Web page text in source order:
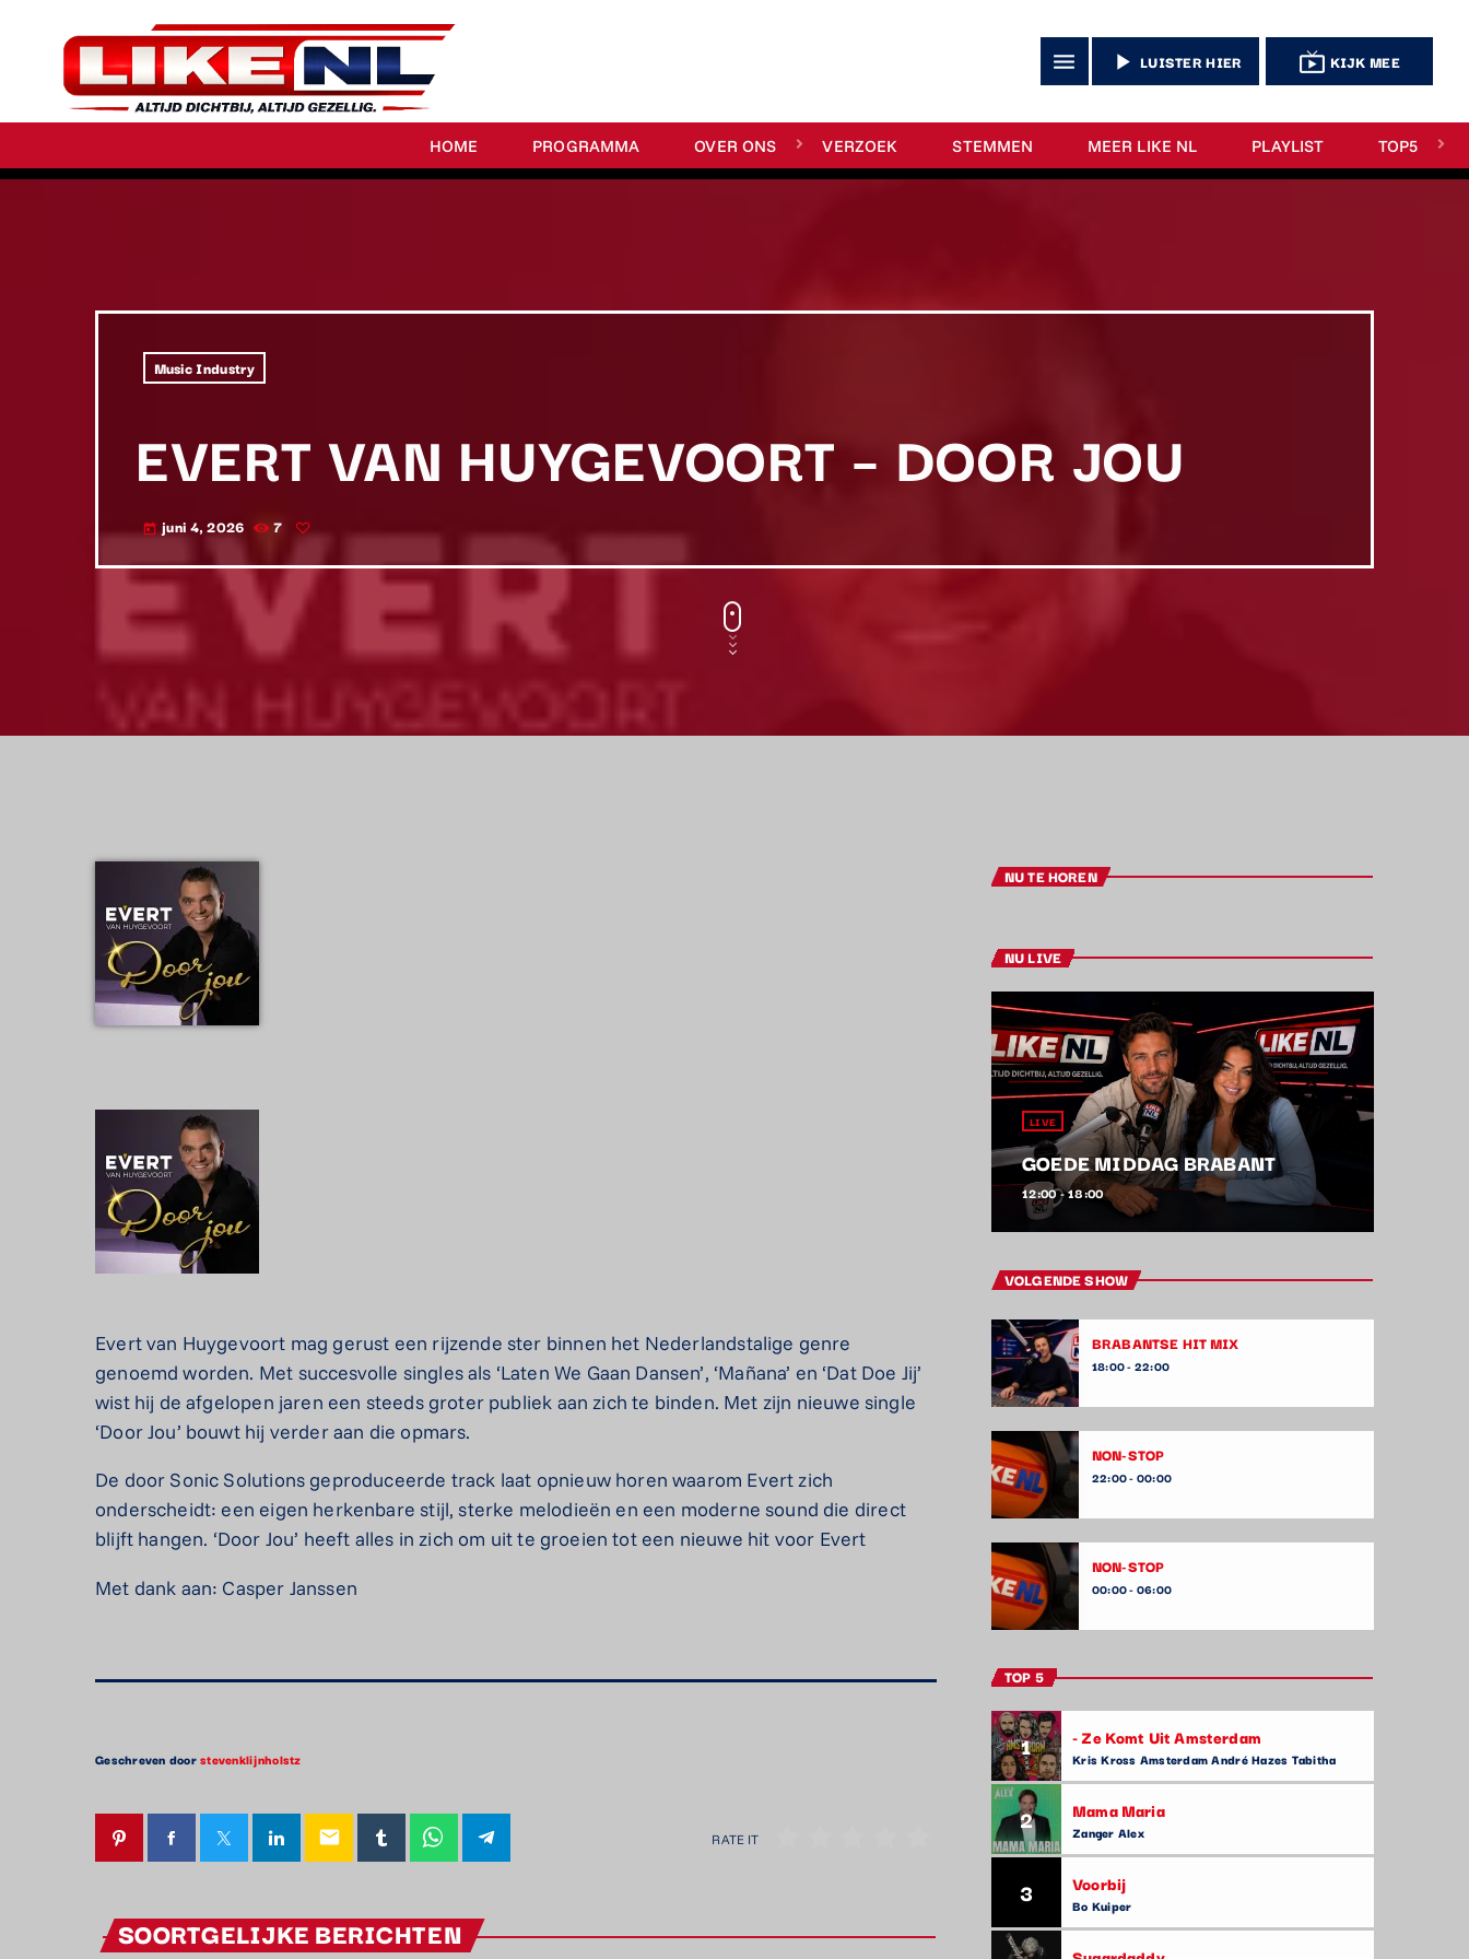
HOME PROGRAMMA OVER ONS VERZOEK STEMMEN MEER LIKE NL PLAYLIST TOP5
menu play_arrow LUISTER HIER live_tv KIJK MEE
Music Industry
EVERT VAN HUYGEVOORT – DOOR JOU
today juni 4, 2026 7
Evert van Huygevoort mag gerust een rijzende ster binnen het Nederlandstalige genre
genoemd worden. Met succesvolle singles als ‘Laten We Gaan Dansen’, ‘Mañana’ en ‘Dat Doe Jij’
wist hij de afgelopen jaren een steeds groter publiek aan zich te binden. Met zijn nieuwe single
‘Door Jou’ bouwt hij verder aan die opmars.
De door Sonic Solutions geproduceerde track laat opnieuw horen waarom Evert zich
onderscheidt: een eigen herkenbare stijl, sterke melodieën en een moderne sound die direct
blijft hangen. ‘Door Jou’ heeft alles in zich om uit te groeien tot een nieuwe hit voor Evert
Met dank aan: Casper Janssen
Geschreven doorstevenklijnholstz
email RATE IT
SOORTGELIJKE BERICHTEN
NU TE HOREN
NU LIVE
LIVE
GOEDE MIDDAG BRABANT
12:00 - 18:00
VOLGENDE SHOW
BRABANTSE HIT MIX
18:00 - 22:00
NON-STOP
22:00 - 00:00
NON-STOP
00:00 - 06:00
TOP 5
1 - Ze Komt Uit Amsterdam
Kris Kross Amsterdam André Hazes Tabitha
2 Mama Maria
Zanger Alex
3 Voorbij
Bo Kuiper